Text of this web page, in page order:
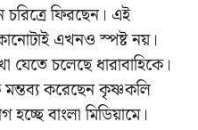
চরিত্রে ফিরছেন। এই
এখনও স্পষ্ট নয়।
চলেছে ধারাবাহিকে।
করেছেন কৃষ্ণকলি
বাংলা মিডিয়ামে।